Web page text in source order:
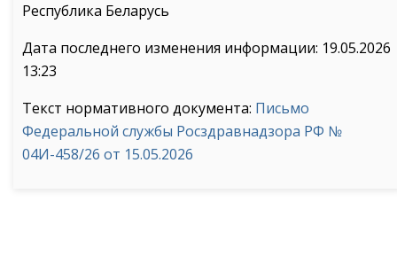
Республика Беларусь
Дата последнего изменения информации: 19.05.2026
13:23
Текст нормативного документа: Письмо
Федеральной службы Росздравнадзора РФ №
04И-458/26 от 15.05.2026